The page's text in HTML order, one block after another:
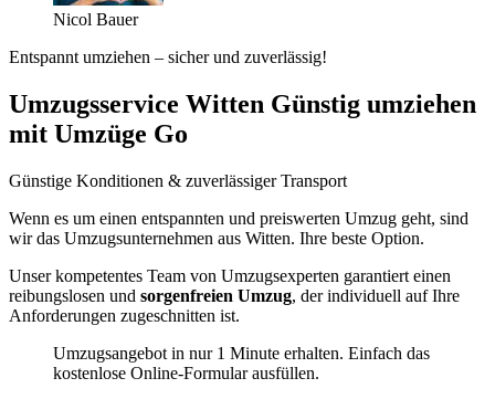
Nicol Bauer
Entspannt umziehen – sicher und zuverlässig!
Umzugsservice Witten Günstig umziehen
mit Umzüge Go
Günstige Konditionen & zuverlässiger Transport
Wenn es um einen entspannten und preiswerten Umzug geht, sind
wir das Umzugsunternehmen aus Witten. Ihre beste Option.
Unser kompetentes Team von Umzugsexperten garantiert einen
reibungslosen und sorgenfreien Umzug, der individuell auf Ihre
Anforderungen zugeschnitten ist.
Umzugsangebot in nur 1 Minute erhalten. Einfach das
kostenlose Online-Formular ausfüllen.